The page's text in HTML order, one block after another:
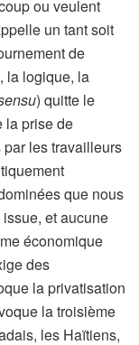
ou veulent
un tant soit
de
la logique, la
) quitte le
la prise de
les travailleurs
que nous
et aucune
économique
des
la privatisation
la troisième
les Haïtiens,